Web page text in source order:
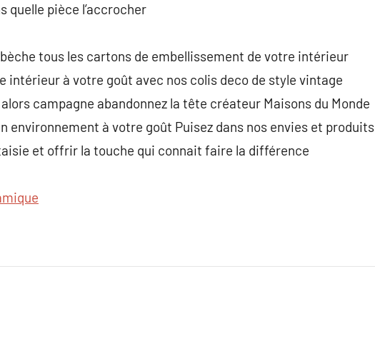
quelle pièce l’accrocher
tous les cartons de embellissement de votre intérieur
à votre goût avec nos colis deco de style vintage
campagne abandonnez la tête créateur Maisons du Monde
environnement à votre goût Puisez dans nos envies et produits
et offrir la touche qui connait faire la différence